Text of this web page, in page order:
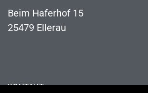
Beim Haferhof 15
25479 Ellerau
KONTAKT